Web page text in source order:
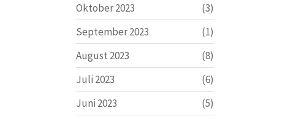
Oktober 2023
(3)
September 2023
(1)
August 2023
(8)
Juli 2023
(6)
Juni 2023
(5)